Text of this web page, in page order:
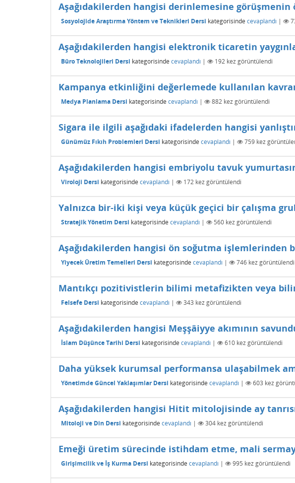
Aşağıdakilerden hangisi derinlemesine
Sosyolojide Araştırma Yöntem ve Teknikleri Dersi kategorisinde cevaplandı |
Aşağıdakilerden hangisi elektronik ticaretin
Büro Teknolojileri Dersi kategorisinde cevaplandı | 192 kez görüntülendi
Kampanya etkinliğini değerlemede kullanılan
Medya Planlama Dersi kategorisinde cevaplandı | 882 kez görüntülendi
Sigara ile ilgili aşağıdaki ifadelerden hangisi
Günümüz Fıkıh Problemleri Dersi kategorisinde cevaplandı | 759 kez
Aşağıdakilerden hangisi embriyolu tavuk
Viroloji Dersi kategorisinde cevaplandı | 172 kez görüntülendi
Yalnızca bir-iki kişi veya küçük geçici bir çalışma
Stratejik Yönetim Dersi kategorisinde cevaplandı | 560 kez görüntülendi
Aşağıdakilerden hangisi ön soğutma işlemlerinden
Yiyecek Üretim Temelleri Dersi kategorisinde cevaplandı | 746 kez görüntülendi
Mantıkçı pozitivistlerin bilimi metafizikten veya
Felsefe Dersi kategorisinde cevaplandı | 343 kez görüntülendi
Aşağıdakilerden hangisi Meşşâiyye akımının
İslam Düşünce Tarihi Dersi kategorisinde cevaplandı | 610 kez görüntülendi
Daha yüksek kurumsal performansa ulaşabilmek
Yönetimde Güncel Yaklaşımlar Dersi kategorisinde cevaplandı | 603 kez
Aşağıdakilerden hangisi Hitit mitolojisinde ay
Mitoloji ve Din Dersi kategorisinde cevaplandı | 304 kez görüntülendi
Emeği üretim sürecinde istihdam etme, mali
Girişimcilik ve İş Kurma Dersi kategorisinde cevaplandı | 995 kez görüntülendi